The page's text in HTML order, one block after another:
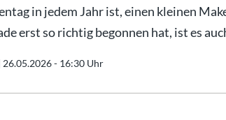
in jedem Jahr ist, einen kleinen
erst so richtig begonnen hat, ist es
26.05.2026 - 16:30 Uhr